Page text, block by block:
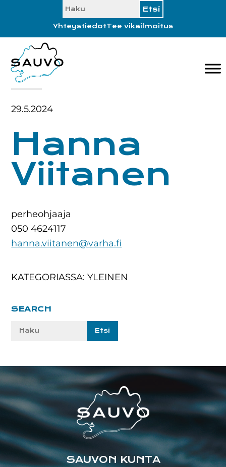
ensisijaiseen
valikkoon
pääsisältöön
ensisijaiseen
sivupalkkiin
alatunnisteeseen
SEARCH
YhteystiedotTee vikailmoitus
29.5.2024
Hanna
Viitanen
perheohjaaja
050 4624117
hanna.viitanen@varha.fi
KATEGORIASSA: YLEINEN
Ensisijainen
SEARCH
Etsi
Footer
SAUVON KUNTA